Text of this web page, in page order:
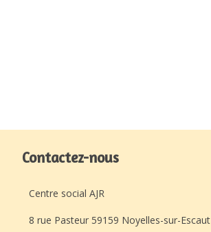
Contactez-nous
Centre social AJR
8 rue Pasteur 59159 Noyelles-sur-Escaut